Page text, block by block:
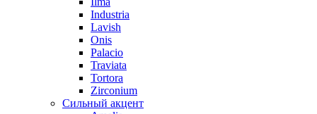
Industria
Lavish
Onis
Palacio
Traviata
Tortora
Zirconium
Сильный акцент